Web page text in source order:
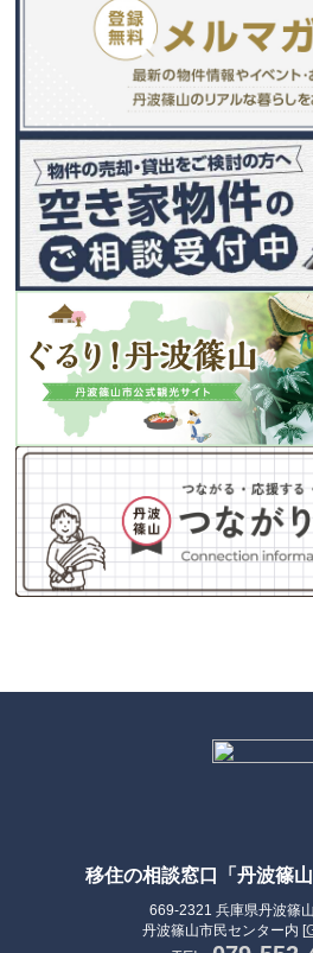
移住の相談窓口「丹波篠山
669-2321 兵庫県丹波篠
丹波篠山市民センター内 [